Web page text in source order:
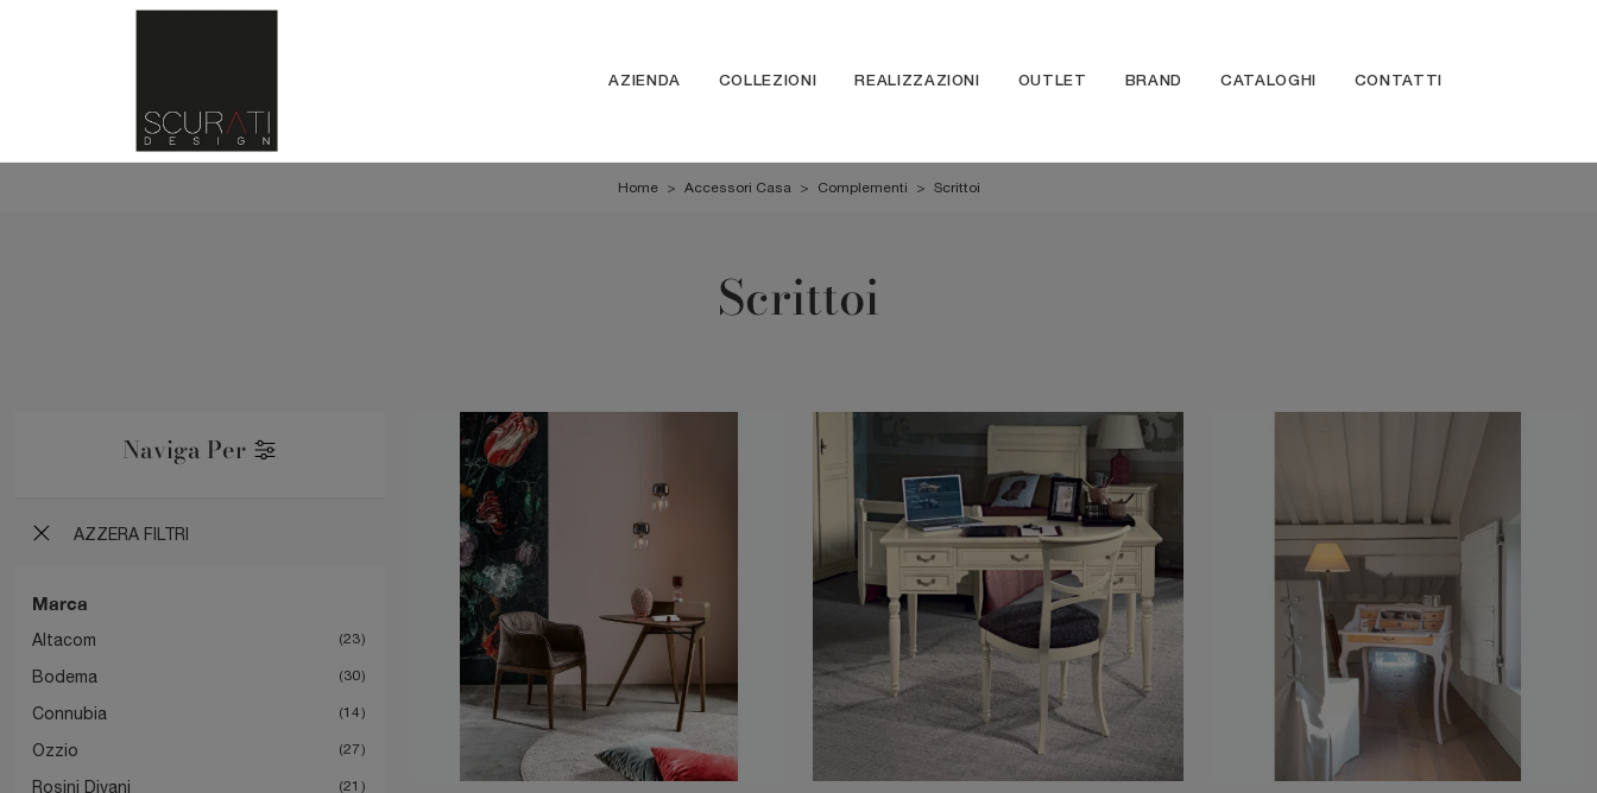
AZIENDA COLLEZIONI REALIZZAZIONI OUTLET BRAND CATALOGHI CONTATTI
Home > Accessori Casa > Complementi > Scrittoi
Scrittoi
Naviga Per
AZZERA FILTRI
Marca
Altacom 23
Bodema 30
Connubia 14
Ozzio 27
Rosini Divani 21